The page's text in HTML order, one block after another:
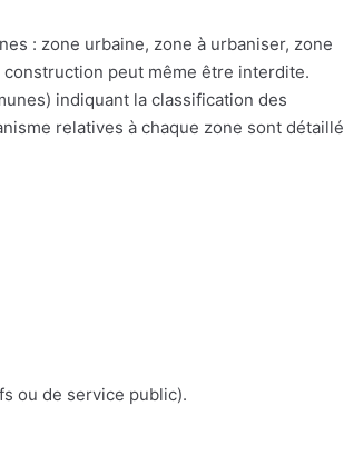
: zone urbaine, zone à urbaniser, zone
peut même être interdite.
indiquant la classification des
relatives à chaque zone sont détaillé
ou de service public).